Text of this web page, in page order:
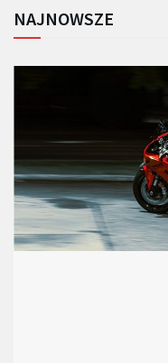
NAJNOWSZE